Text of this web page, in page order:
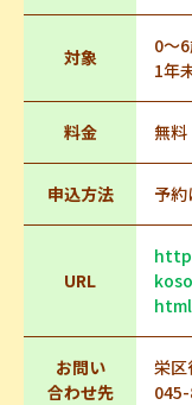
対象
0～
1年
料金 無料
申込方法 予約
URL
お問い
合わせ先
栄区